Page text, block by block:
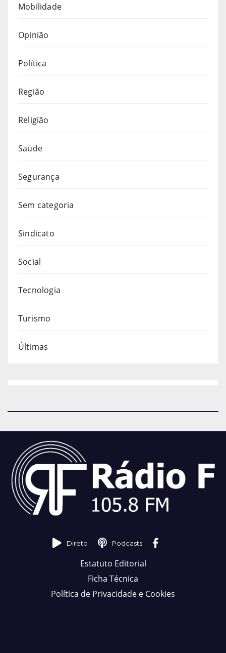
Mobilidade
Opinião
Política
Região
Religião
Saúde
Segurança
Sem categoria
Sindicato
Social
Tecnologia
Turismo
Últimas
Direto Podcasts
Estatuto Editorial
Ficha Técnica
Política de Privacidade e Cookies